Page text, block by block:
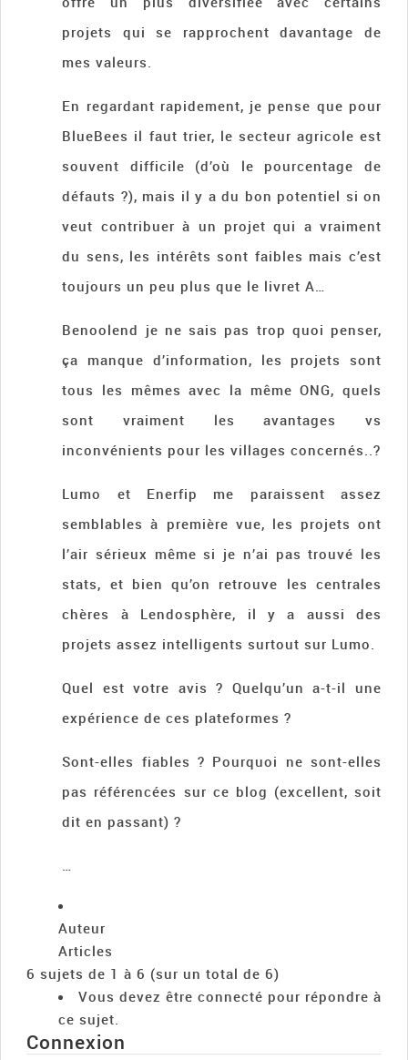
projets qui se rapprochent davantage de
mes valeurs.
En regardant rapidement, je pense que pour
BlueBees il faut trier, le secteur agricole est
souvent difficile (d’où le pourcentage de
défauts ?), mais il y a du bon potentiel si on
veut contribuer à un projet qui a vraiment
du sens, les intérêts sont faibles mais c’est
toujours un peu plus que le livret A…
Benoolend je ne sais pas trop quoi penser,
ça manque d’information, les projets sont
tous les mêmes avec la même ONG, quels
sont vraiment les avantages vs
inconvénients pour les villages concernés..?
Lumo et Enerfip me paraissent assez
semblables à première vue, les projets ont
l’air sérieux même si je n’ai pas trouvé les
stats, et bien qu’on retrouve les centrales
chères à Lendosphère, il y a aussi des
projets assez intelligents surtout sur Lumo.
Quel est votre avis ? Quelqu’un a-t-il une
expérience de ces plateformes ?
Sont-elles fiables ? Pourquoi ne sont-elles
pas référencées sur ce blog (excellent, soit
dit en passant) ?
…
Auteur
Articles
6 sujets de 1 à 6 (sur un total de 6)
Vous devez être connecté pour répondre à
ce sujet.
Connexion